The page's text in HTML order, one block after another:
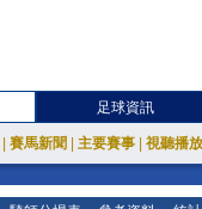
足球資訊
賽馬新聞 主要賽事 視聽播